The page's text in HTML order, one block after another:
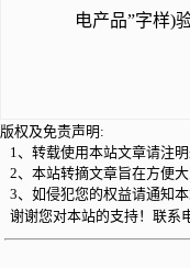
电产品”字样)
版权及免责声明:
1、转载使用本站文章请注明
2、本站转摘文章旨在方便
3、如侵犯您的权益请通知本
谢谢您对本站的支持！联系